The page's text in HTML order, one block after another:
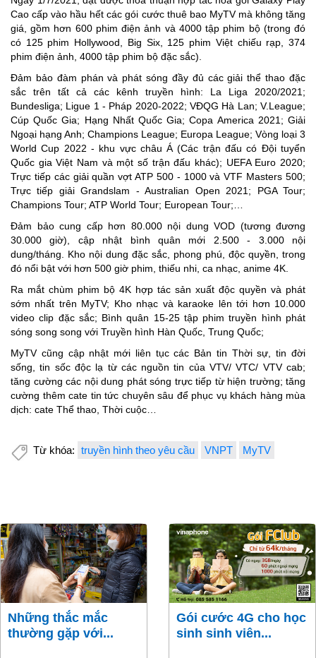
Cao cấp vào hầu hết các gói cước thuê bao MyTV mà không tăng
giá, gồm hơn 600 phim điện ảnh và 4000 tập phim bộ (trong đó
có 125 phim Hollywood, Big Six, 125 phim Việt chiếu rạp, 374
phim điện ảnh, 4000 tập phim bộ đặc sắc).
Đảm bảo đàm phán và phát sóng đầy đủ các giải thể thao đặc
sắc trên tất cả các kênh truyền hình: La Liga 2020/2021;
Bundesliga; Ligue 1 - Pháp 2020-2022; VĐQG Hà Lan; V.League;
Cúp Quốc Gia; Hạng Nhất Quốc Gia; Copa America 2021; Giải
Ngoại hạng Anh; Champions League; Europa League; Vòng loại 3
World Cup 2022 - khu vực châu Á (Các trận đấu có Đội tuyển
Quốc gia Việt Nam và một số trận đấu khác); UEFA Euro 2020;
Trực tiếp các giải quần vợt ATP 500 - 1000 và VTF Masters 500;
Trực tiếp giải Grandslam - Australian Open 2021; PGA Tour;
Champions Tour; ATP World Tour; European Tour;…
Đảm bảo cung cấp hơn 80.000 nội dung VOD (tương đương
30.000 giờ), cập nhật bình quân mới 2.500 - 3.000 nội
dung/tháng. Kho nội dung đặc sắc, phong phú, độc quyền, trong
đó nổi bật với hơn 500 giờ phim, thiếu nhi, ca nhạc, anime 4K.
Ra mắt chùm phim bộ 4K hợp tác sản xuất độc quyền và phát
sớm nhất trên MyTV; Kho nhạc và karaoke lên tới hơn 10.000
video clip đặc sắc; Bình quân 15-25 tập phim truyền hình phát
sóng song song với Truyền hình Hàn Quốc, Trung Quốc;
MyTV cũng cập nhật mới liên tục các Bản tin Thời sự, tin đời
sống, tin sốc độc lạ từ các nguồn tin của VTV/ VTC/ VTV cab;
tăng cường các nội dung phát sóng trực tiếp từ hiện trường; tăng
cường thêm cate tin tức chuyên sâu để phục vụ khách hàng mùa
dịch: cate Thể thao, Thời cuộc…
Từ khóa: truyền hình theo yêu cầu VNPT MyTV
Những thắc mắc
thường gặp với...
Gói cước 4G cho học
sinh sinh viên...